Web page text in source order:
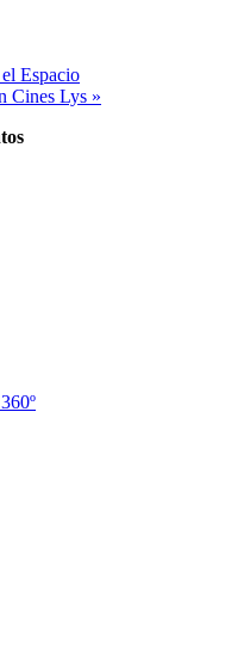
Espacio
Cines Lys »